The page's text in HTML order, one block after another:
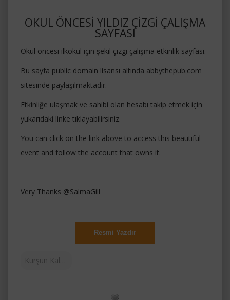
OKUL ÖNCESİ YILDIZ ÇİZGİ ÇALIŞMA
SAYFASI
Okul öncesi ilkokul için şekil çizgi çalışma etkinlik sayfası.
Bu sayfa public domain lisansı altında abbythepub.com
sitesinde paylaşılmaktadır.
Etkinliğe ulaşmak ve sahibi olan hesabı takip etmek için
yukarıdaki linke tıklayabilirsiniz.
You can click on the link above to access this beautiful
event and follow the account that owns it.
Very Thanks @SalmaGill
Resmi Yazdır